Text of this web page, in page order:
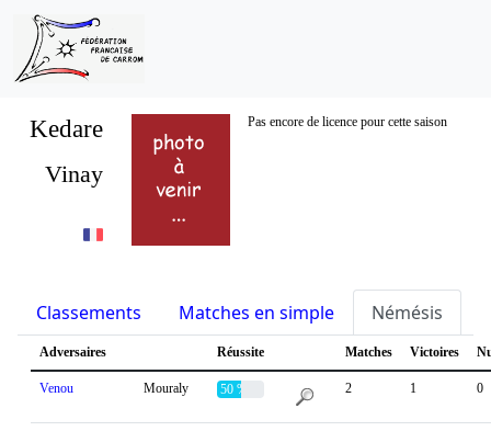
Kedare Pas encore de licence pour cette saison
Vinay
Classements Matches en simple Némésis
Adversaires Réussite Matches Victoires
Venou Mouraly 50 % 2 1 0